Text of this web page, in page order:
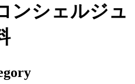
ンシェルジュ